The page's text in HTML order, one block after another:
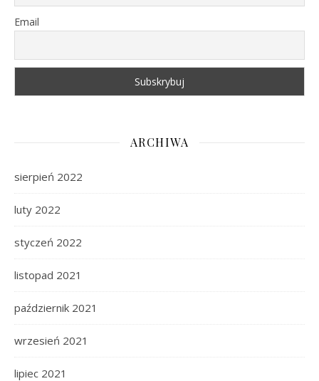
Email
ARCHIWA
sierpień 2022
luty 2022
styczeń 2022
listopad 2021
październik 2021
wrzesień 2021
lipiec 2021